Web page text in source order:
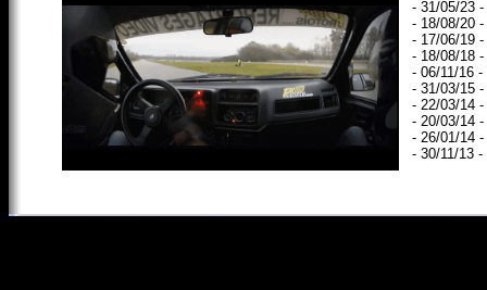
- 31/05/23
- 18/08/20
- 17/06/19
- 18/08/18
- 06/11/16
- 31/03/15
- 22/03/14
- 20/03/14
- 26/01/14
- 30/11/13